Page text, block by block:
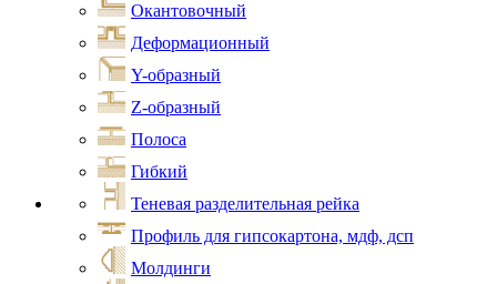
Окантовочный
Деформационный
Y-образный
Z-образный
Полоса
Гибкий
Теневая разделительная рейка
Профиль для гипсокартона, мдф, дсп
Молдинги